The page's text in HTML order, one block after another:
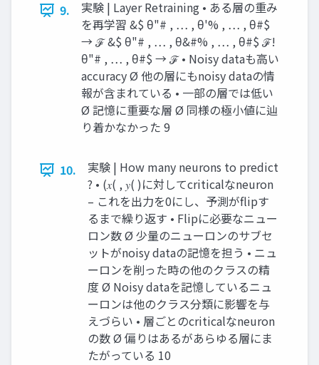
9.
実験 | Layer Retraining • ある層の重み
を再学習 &$ θ"# , … , θ'% , … , θ#$
→ ℱ &$ θ"# , … , θ&#% , … , θ#$ ℱ!
θ"# , … , θ#$ → ℱ • Noisy dataも⾼い
accuracy Ø 他の層にもnoisy dataの情
報が含まれている • ⼀部の層では低い
Ø 記憶に重要な層 Ø 同様の極⼩値に辿
り着かなかった 9
10.
実験 | How many neurons to predict
? • (𝑥( , 𝑦( )に対してcriticalなneuron
– これを出⼒を0にし、予測がflipす
るまで繰り返す • Flipに必要なニュー
ロン数 Ø 少量のニューロンのサブセ
ットがnoisy dataの記憶を担う • ニュ
ーロンを削った時の他のクラスの精
度 Ø Noisy dataを記憶しているニュ
ーロンは他のクラス分類に影響を与
えづらい • 層ごとのcriticalなneuron
の数 Ø 偏りはあるがあらゆる層にま
たがっている 10